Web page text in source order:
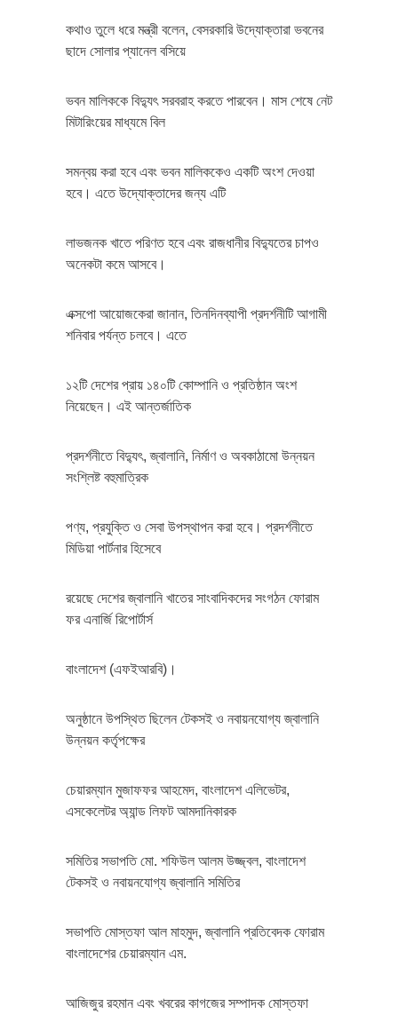
কথাও তুলে ধরে মন্ত্রী বলেন, বেসরকারি উদ্যোক্তারা ভবনের
ছাদে সোলার প্যানেল বসিয়ে
ভবন মালিককে বিদ্যুৎ সরবরাহ করতে পারবেন। মাস শেষে নেট
মিটারিংয়ের মাধ্যমে বিল
সমন্বয় করা হবে এবং ভবন মালিককেও একটি অংশ দেওয়া
হবে। এতে উদ্যোক্তাদের জন্য এটি
লাভজনক খাতে পরিণত হবে এবং রাজধানীর বিদ্যুতের চাপও
অনেকটা কমে আসবে।
এক্সপো আয়োজকেরা জানান, তিনদিনব্যাপী প্রদর্শনীটি আগামী
শনিবার পর্যন্ত চলবে। এতে
১২টি দেশের প্রায় ১৪০টি কোম্পানি ও প্রতিষ্ঠান অংশ
নিয়েছেন। এই আন্তর্জাতিক
প্রদর্শনীতে বিদ্যুৎ, জ্বালানি, নির্মাণ ও অবকাঠামো উন্নয়ন
সংশ্লিষ্ট বহুমাত্রিক
পণ্য, প্রযুক্তি ও সেবা উপস্থাপন করা হবে। প্রদর্শনীতে
মিডিয়া পার্টনার হিসেবে
রয়েছে দেশের জ্বালানি খাতের সাংবাদিকদের সংগঠন ফোরাম
ফর এনার্জি রিপোর্টার্স
বাংলাদেশ (এফইআরবি)।
অনুষ্ঠানে উপস্থিত ছিলেন টেকসই ও নবায়নযোগ্য জ্বালানি
উন্নয়ন কর্তৃপক্ষের
চেয়ারম্যান মুজাফফর আহমেদ, বাংলাদেশ এলিভেটর,
এসকেলেটর অ্যান্ড লিফট আমদানিকারক
সমিতির সভাপতি মো. শফিউল আলম উজ্জ্বল, বাংলাদেশ
টেকসই ও নবায়নযোগ্য জ্বালানি সমিতির
সভাপতি মোস্তফা আল মাহমুদ, জ্বালানি প্রতিবেদক ফোরাম
বাংলাদেশের চেয়ারম্যান এম.
আজিজুর রহমান এবং খবরের কাগজের সম্পাদক মোস্তফা